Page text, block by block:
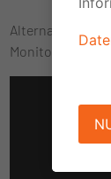
Alternativ
Monitor öffnen